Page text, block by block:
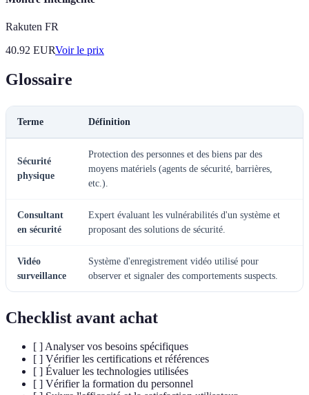
Rakuten FR
40.92 EURVoir le prix
Glossaire
Terme Définition
Sécurité
physique
Protection des personnes et des biens par des
moyens matériels (agents de sécurité, barrières,
etc.).
Consultant
en sécurité
Expert évaluant les vulnérabilités d'un système et
proposant des solutions de sécurité.
Vidéo
surveillance
Système d'enregistrement vidéo utilisé pour
observer et signaler des comportements suspects.
Checklist avant achat
[ ] Analyser vos besoins spécifiques
[ ] Vérifier les certifications et références
[ ] Évaluer les technologies utilisées
[ ] Vérifier la formation du personnel